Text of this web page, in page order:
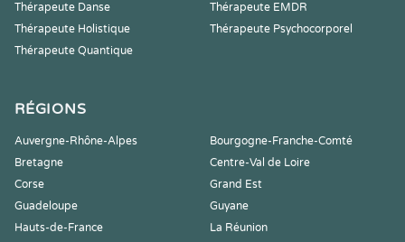
Thérapeute Danse
Thérapeute EMDR
Thérapeute Holistique
Thérapeute Psychocorporel
Thérapeute Quantique
RÉGIONS
Auvergne-Rhône-Alpes
Bourgogne-Franche-Comté
Bretagne
Centre-Val de Loire
Corse
Grand Est
Guadeloupe
Guyane
Hauts-de-France
La Réunion